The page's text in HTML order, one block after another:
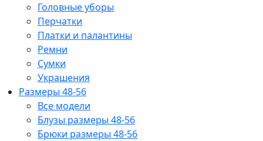
Головные уборы
Перчатки
Платки и палантины
Ремни
Сумки
Украшения
Размеры 48-56
Все модели
Блузы размеры 48-56
Брюки размеры 48-56